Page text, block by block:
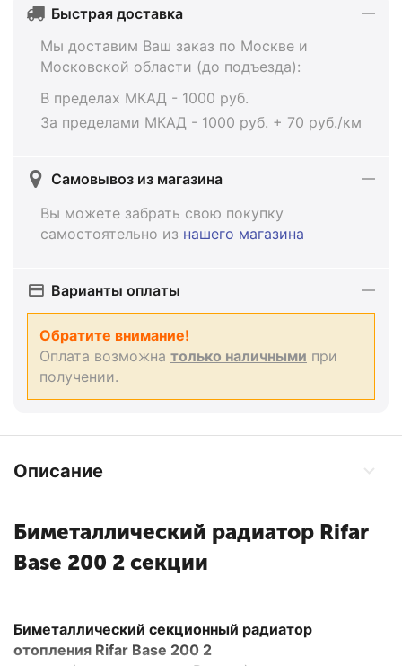
Быстрая доставка
Мы доставим Ваш заказ по Москве и
Московской области (до подъезда):
В пределах МКАД - 1000 руб.
За пределами МКАД - 1000 руб. + 70 руб./км
Самовывоз из магазина
Вы можете забрать свою покупку
самостоятельно из нашего магазина
Варианты оплаты
Обратите внимание!
Оплата возможна только наличными при
получении.
Описание
Биметаллический радиатор Rifar
Base 200 2 секции
Биметаллический секционный радиатор
отопления Rifar Base 200 2